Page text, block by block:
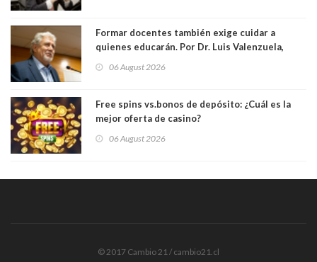
Formar docentes también exige cuidar a
quienes educarán. Por Dr. Luis Valenzuela,
Académicos U. Católica Silva Henríquez
06 August 2026
Free spins vs.bonos de depósito: ¿Cuál es la
mejor oferta de casino?
06 August 2026
© 2017 Cambio 21 / cambio21.cl